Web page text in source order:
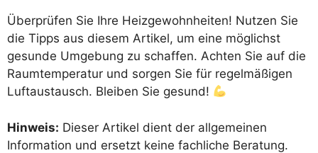
Überprüfen Sie Ihre Heizgewohnheiten! Nutzen Sie
die Tipps aus diesem Artikel, um eine möglichst
gesunde Umgebung zu schaffen. Achten Sie auf die
Raumtemperatur und sorgen Sie für regelmäßigen
Luftaustausch. Bleiben Sie gesund!
Hinweis: Dieser Artikel dient der allgemeinen
Information und ersetzt keine fachliche Beratung.